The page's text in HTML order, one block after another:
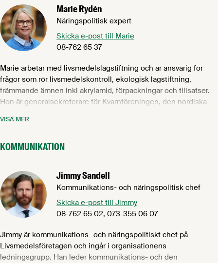
livsmedelslagstiftning sedan 1991. Först var hon på
Livsmedelsverket i nästan åtta år och därefter har hon varit på
Livsmedelsföretagen.
Marie Rydén
Näringspolitisk expert
Skicka e-post till Marie
08-762 65 37
Marie arbetar med livsmedelslagstiftning och är ansvarig för
frågor som rör livsmedelskontroll, ekologisk lagstiftning,
främmande ämnen inkl akrylamid, förpackningar och tillsatser.
Hon är generalsekreterare för Kvarnföreningen, den nordiska
i Choklad- och kexfabikantföreningen och samordnar
Marie har bred erfarenhet från livsmedelsindustrin och har
Arla, Unilever och Lantmännen och har en Master of Science
från Högskolan i Karlstad
VISA MER
KOMMUNIKATION
Jimmy Sandell
Kommunikations- och näringspolitisk chef
Skicka e-post till Jimmy
08-762 65 02, 073-355 06 07
Jimmy är kommunikations- och näringspolitiskt chef på
Livsmedelsföretagen och ingår i organisationens
ledningsgrupp. Han leder kommunikations- och den